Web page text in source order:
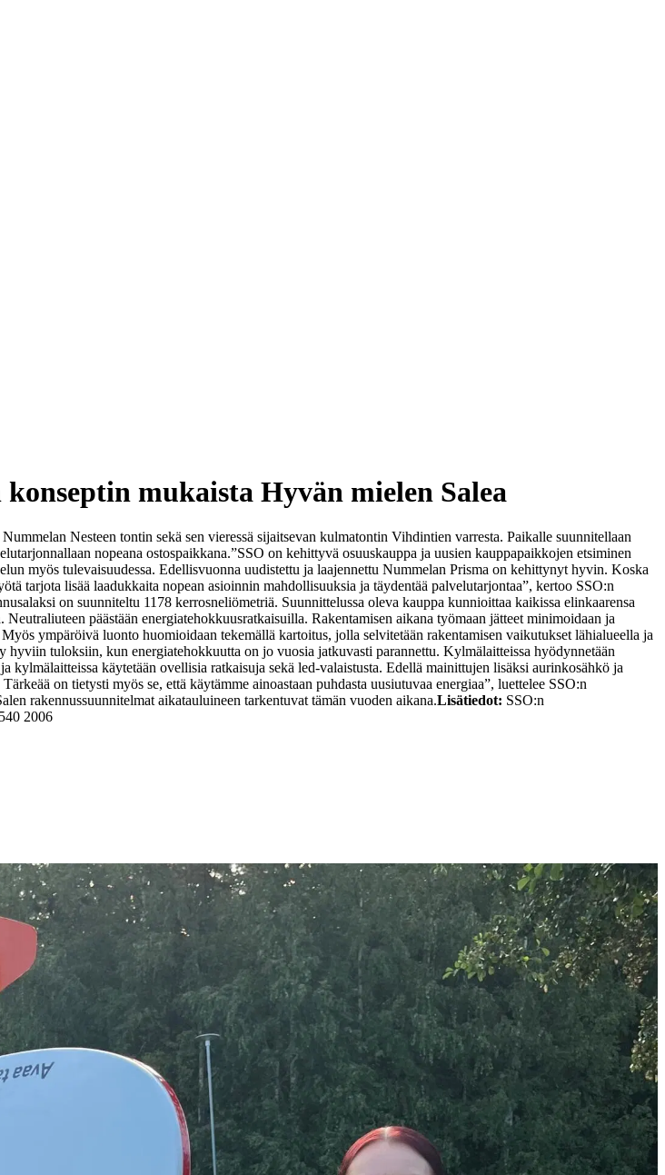
mukaista Hyvän mielen Salea
Nesteen tontin sekä sen vieressä sijaitsevan kulmatontin Vihdintien varresta. Paikalle suunnitellaan
nopeana ostospaikkana.”SSO on kehittyvä osuuskauppa ja uusien kauppapaikkojen etsiminen
myös tulevaisuudessa. Edellisvuonna uudistettu ja laajennettu Nummelan Prisma on kehittynyt hyvin. Koska
tarjota lisää laadukkaita nopean asioinnin mahdollisuuksia ja täydentää palvelutarjontaa”, kertoo SSO:n
on suunniteltu 1178 kerrosneliömetriä. Suunnittelussa oleva kauppa kunnioittaa kaikissa elinkaarensa
päästään energiatehokkuusratkaisuilla. Rakentamisen aikana työmaan jätteet minimoidaan ja
ympäröivä luonto huomioidaan tekemällä kartoitus, jolla selvitetään rakentamisen vaikutukset lähialueella ja
hyviin tuloksiin, kun energiatehokkuutta on jo vuosia jatkuvasti parannettu. Kylmälaitteissa hyödynnetään
käytetään ovellisia ratkaisuja sekä led-valaistusta. Edellä mainittujen lisäksi aurinkosähkö ja
on tietysti myös se, että käytämme ainoastaan puhdasta uusiutuvaa energiaa”, luettelee SSO:n
rakennussuunnitelmat aikatauluineen tarkentuvat tämän vuoden aikana.Lisätiedot: SSO:n
2006